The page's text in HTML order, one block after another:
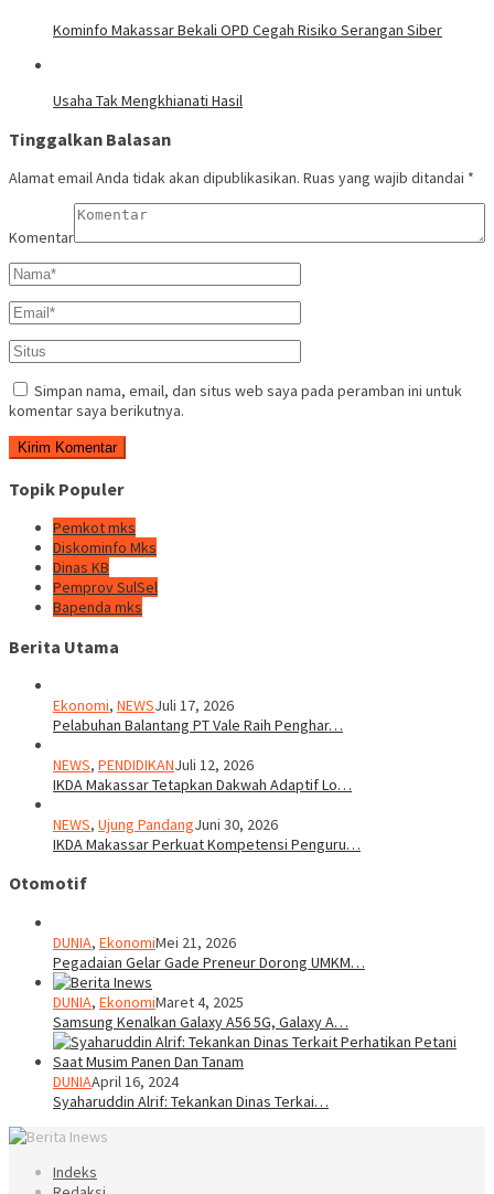
Kominfo Makassar Bekali OPD Cegah Risiko Serangan Siber
Usaha Tak Mengkhianati Hasil
Tinggalkan Balasan
Alamat email Anda tidak akan dipublikasikan. Ruas yang wajib ditandai *
Komentar
Simpan nama, email, dan situs web saya pada peramban ini untuk
komentar saya berikutnya.
Topik Populer
Pemkot mks
Diskominfo Mks
Dinas KB
Pemprov SulSel
Bapenda mks
Berita Utama
Ekonomi, NEWSJuli 17, 2026
Pelabuhan Balantang PT Vale Raih Penghar…
NEWS, PENDIDIKANJuli 12, 2026
IKDA Makassar Tetapkan Dakwah Adaptif Lo…
NEWS, Ujung PandangJuni 30, 2026
IKDA Makassar Perkuat Kompetensi Penguru…
Otomotif
DUNIA, EkonomiMei 21, 2026
Pegadaian Gelar Gade Preneur Dorong UMKM…
DUNIA, EkonomiMaret 4, 2025
Samsung Kenalkan Galaxy A56 5G, Galaxy A…
DUNIAApril 16, 2024
Syaharuddin Alrif: Tekankan Dinas Terkai…
Indeks